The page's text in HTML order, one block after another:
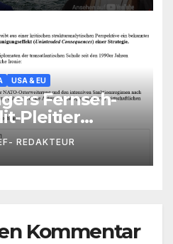
angreifen/
USA & EU
Fernseh-
Pleitier
wird als
Prophet
REDAKTEUR
Kommentar